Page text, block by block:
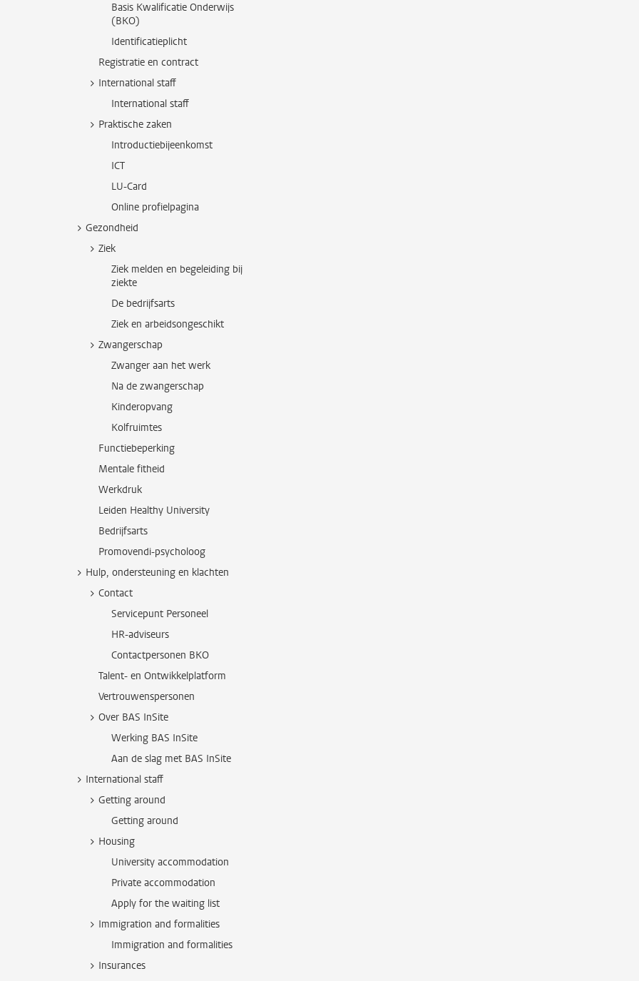
Basis Kwalificatie Onderwijs
(BKO)
Identificatieplicht
Registratie en contract
International staff
International staff
Praktische zaken
Introductiebijeenkomst
ICT
LU-Card
Online profielpagina
Gezondheid
Ziek
Ziek melden en begeleiding bij
ziekte
De bedrijfsarts
Ziek en arbeidsongeschikt
Zwangerschap
Zwanger aan het werk
Na de zwangerschap
Kinderopvang
Kolfruimtes
Functiebeperking
Mentale fitheid
Werkdruk
Leiden Healthy University
Bedrijfsarts
Promovendi-psycholoog
Hulp, ondersteuning en klachten
Contact
Servicepunt Personeel
HR-adviseurs
Contactpersonen BKO
Talent- en Ontwikkelplatform
Vertrouwenspersonen
Over BAS InSite
Werking BAS InSite
Aan de slag met BAS InSite
International staff
Getting around
Getting around
Housing
University accommodation
Private accommodation
Apply for the waiting list
Immigration and formalities
Immigration and formalities
Insurances